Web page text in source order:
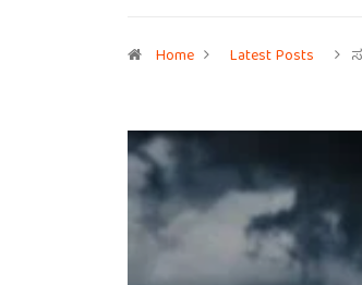
Home Latest Posts